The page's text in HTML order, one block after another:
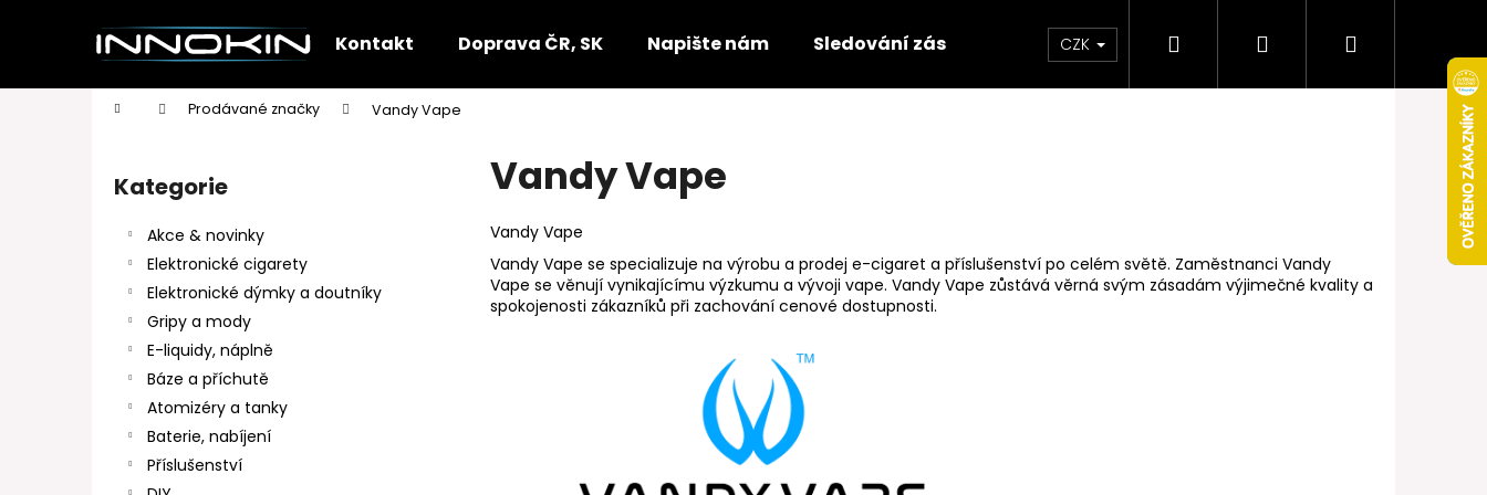
Kontakt Doprava ČR, SK Napište nám Sledování zásilek Obchodní podmínky Věrnostní program
CZK Hledat PřihlášeníNákupní
Domů Prodávané značky Vandy Vape
Přeskočit
kategorie
Kategorie
Akce & novinky
Elektronické cigarety
Elektronické dýmky a doutníky
Gripy a mody
E-liquidy, náplně
Báze a příchutě
Atomizéry a tanky
Baterie, nabíjení
Příslušenství
Vandy Vape
Vandy Vape
Vandy Vape se specializuje na výrobu a prodej e-cigaret a příslušenství po celém světě. Zaměstnanci Vandy
Vape se věnují vynikajícímu výzkumu a vývoji vape. Vandy Vape zůstává věrná svým zásadám výjimečné kvality a
spokojenosti zákazníků při zachování cenové dostupnosti.
í
Zpět
do
Zpět
do
Doporučujeme